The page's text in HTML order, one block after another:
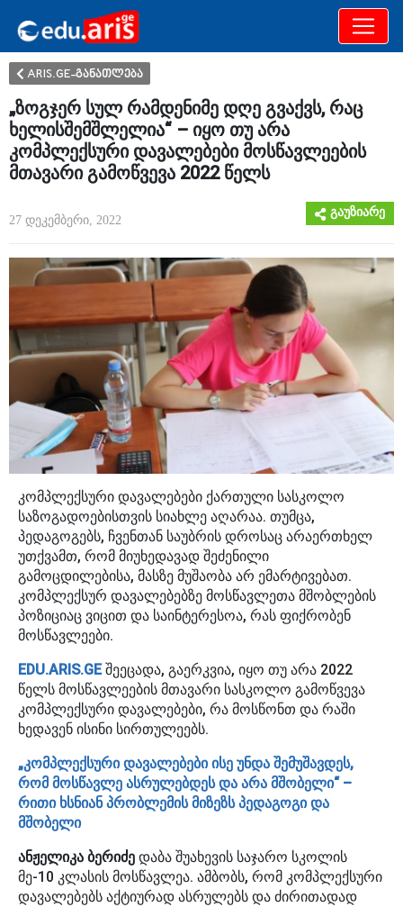
განათლება
ARIS.GE-განათლება
„ზოგჯერ სულ რამდენიმე დღე გვაქვს, რაც
ხელისშემშლელია“ – იყო თუ არა
კომპლექსური დავალებები მოსწავლეების
მთავარი გამოწვევა 2022 წელს
27 დეკემბერი, 2022
გაუზიარე
კომპლექსური დავალებები ქართული სასკოლო
საზოგადოებისთვის სიახლე აღარაა. თუმცა,
პედაგოგებს, ჩვენთან საუბრის დროსაც არაერთხელ
უთქვამთ, რომ მიუხედავად შეძენილი
გამოცდილებისა, მასზე მუშაობა არ ემარტივებათ.
კომპლექსურ დავალებებზე მოსწავლეთა მშობლების
პოზიციაც ვიცით და საინტერესოა, რას ფიქრობენ
მოსწავლეები.
EDU.ARIS.GEშეეცადა, გაერკვია, იყო თუ არა 2022
წელს მოსწავლეების მთავარი სასკოლო გამოწვევა
კომპლექსური დავალებები, რა მოსწონთ და რაში
ხედავენ ისინი სირთულეებს.
„კომპლექსური დავალებები ისე უნდა შემუშავდეს,
რომ მოსწავლე ასრულებდეს და არა მშობელი“ –
რითი ხსნიან პრობლემის მიზეზს პედაგოგი და
მშობელი
ანჟელიკა ბერიძე დაბა შუახევის საჯარო სკოლის
მე-10 კლასის მოსწავლეა. ამბობს, რომ კომპლექსური
დავალებებს აქტიურად ასრულებს და ძირითადად